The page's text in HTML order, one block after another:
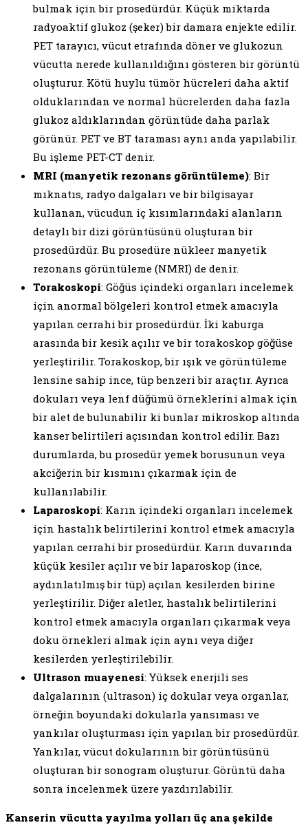
bulmak için bir prosedürdür. Küçük miktarda
radyoaktif glukoz (şeker) bir damara enjekte edilir.
PET tarayıcı, vücut etrafında döner ve glukozun
vücutta nerede kullanıldığını gösteren bir görüntü
oluşturur. Kötü huylu tümör hücreleri daha aktif
olduklarından ve normal hücrelerden daha fazla
glukoz aldıklarından görüntüde daha parlak
görünür. PET ve BT taraması aynı anda yapılabilir.
Bu işleme PET-CT denir.
MRI (manyetik rezonans görüntüleme): Bir
mıknatıs, radyo dalgaları ve bir bilgisayar
kullanan, vücudun iç kısımlarındaki alanların
detaylı bir dizi görüntüsünü oluşturan bir
prosedürdür. Bu prosedüre nükleer manyetik
rezonans görüntüleme (NMRI) de denir.
Torakoskopi: Göğüs içindeki organları incelemek
için anormal bölgeleri kontrol etmek amacıyla
yapılan cerrahi bir prosedürdür. İki kaburga
arasında bir kesik açılır ve bir torakoskop göğüse
yerleştirilir. Torakoskop, bir ışık ve görüntüleme
lensine sahip ince, tüp benzeri bir araçtır. Ayrıca
dokuları veya lenf düğümü örneklerini almak için
bir alet de bulunabilir ki bunlar mikroskop altında
kanser belirtileri açısından kontrol edilir. Bazı
durumlarda, bu prosedür yemek borusunun veya
akciğerin bir kısmını çıkarmak için de
kullanılabilir.
Laparoskopi: Karın içindeki organları incelemek
için hastalık belirtilerini kontrol etmek amacıyla
yapılan cerrahi bir prosedürdür. Karın duvarında
küçük kesiler açılır ve bir laparoskop (ince,
aydınlatılmış bir tüp) açılan kesilerden birine
yerleştirilir. Diğer aletler, hastalık belirtilerini
kontrol etmek amacıyla organları çıkarmak veya
doku örnekleri almak için aynı veya diğer
kesilerden yerleştirilebilir.
Ultrason muayenesi: Yüksek enerjili ses
dalgalarının (ultrason) iç dokular veya organlar,
örneğin boyundaki dokularla yansıması ve
yankılar oluşturması için yapılan bir prosedürdür.
Yankılar, vücut dokularının bir görüntüsünü
oluşturan bir sonogram oluşturur. Görüntü daha
sonra incelenmek üzere yazdırılabilir.
Kanserin vücutta yayılma yolları üç ana şekilde